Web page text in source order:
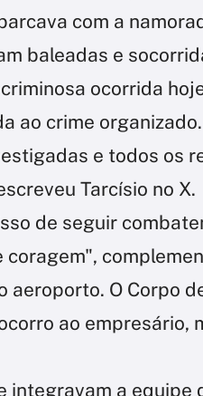
com a
baleadas e
ocorrida
ao crime
e todos os
Tarcísio no X.
de seguir
coragem",
aeroporto. O Corpo
ao empresário,
integravam a equipe